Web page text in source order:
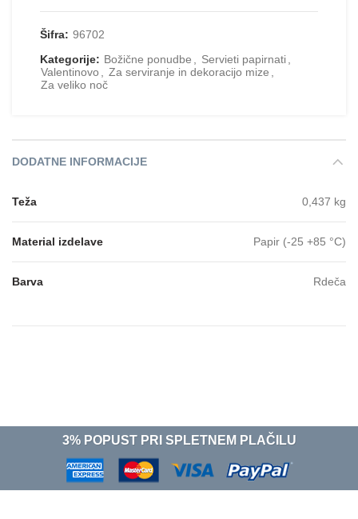
Šifra: 96702
Kategorije: Božične ponudbe Servieti papirnati
Valentinovo
Za serviranje in dekoracijo mize
Za veliko noč
DODATNE INFORMACIJE
Teža 0,437 kg
Material izdelave Papir (-25 +85 °C)
Barva Rdeča
3% POPUST PRI SPLETNEM PLAČILU